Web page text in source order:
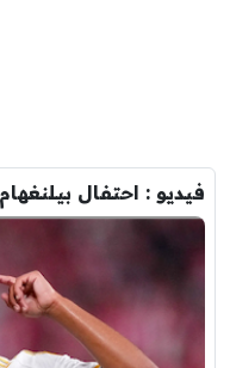
فيديو : احتفال